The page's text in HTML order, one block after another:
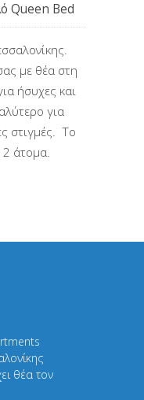
Queen Bed
με θέα στη
ήσυχες και
για
στιγμές. Το
2 άτομα.
θέα τον